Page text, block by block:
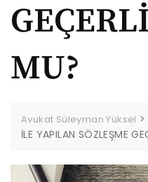
MU?
Avukat Süleyman Yüksel >
İLE YAPILAN SÖZLEŞME